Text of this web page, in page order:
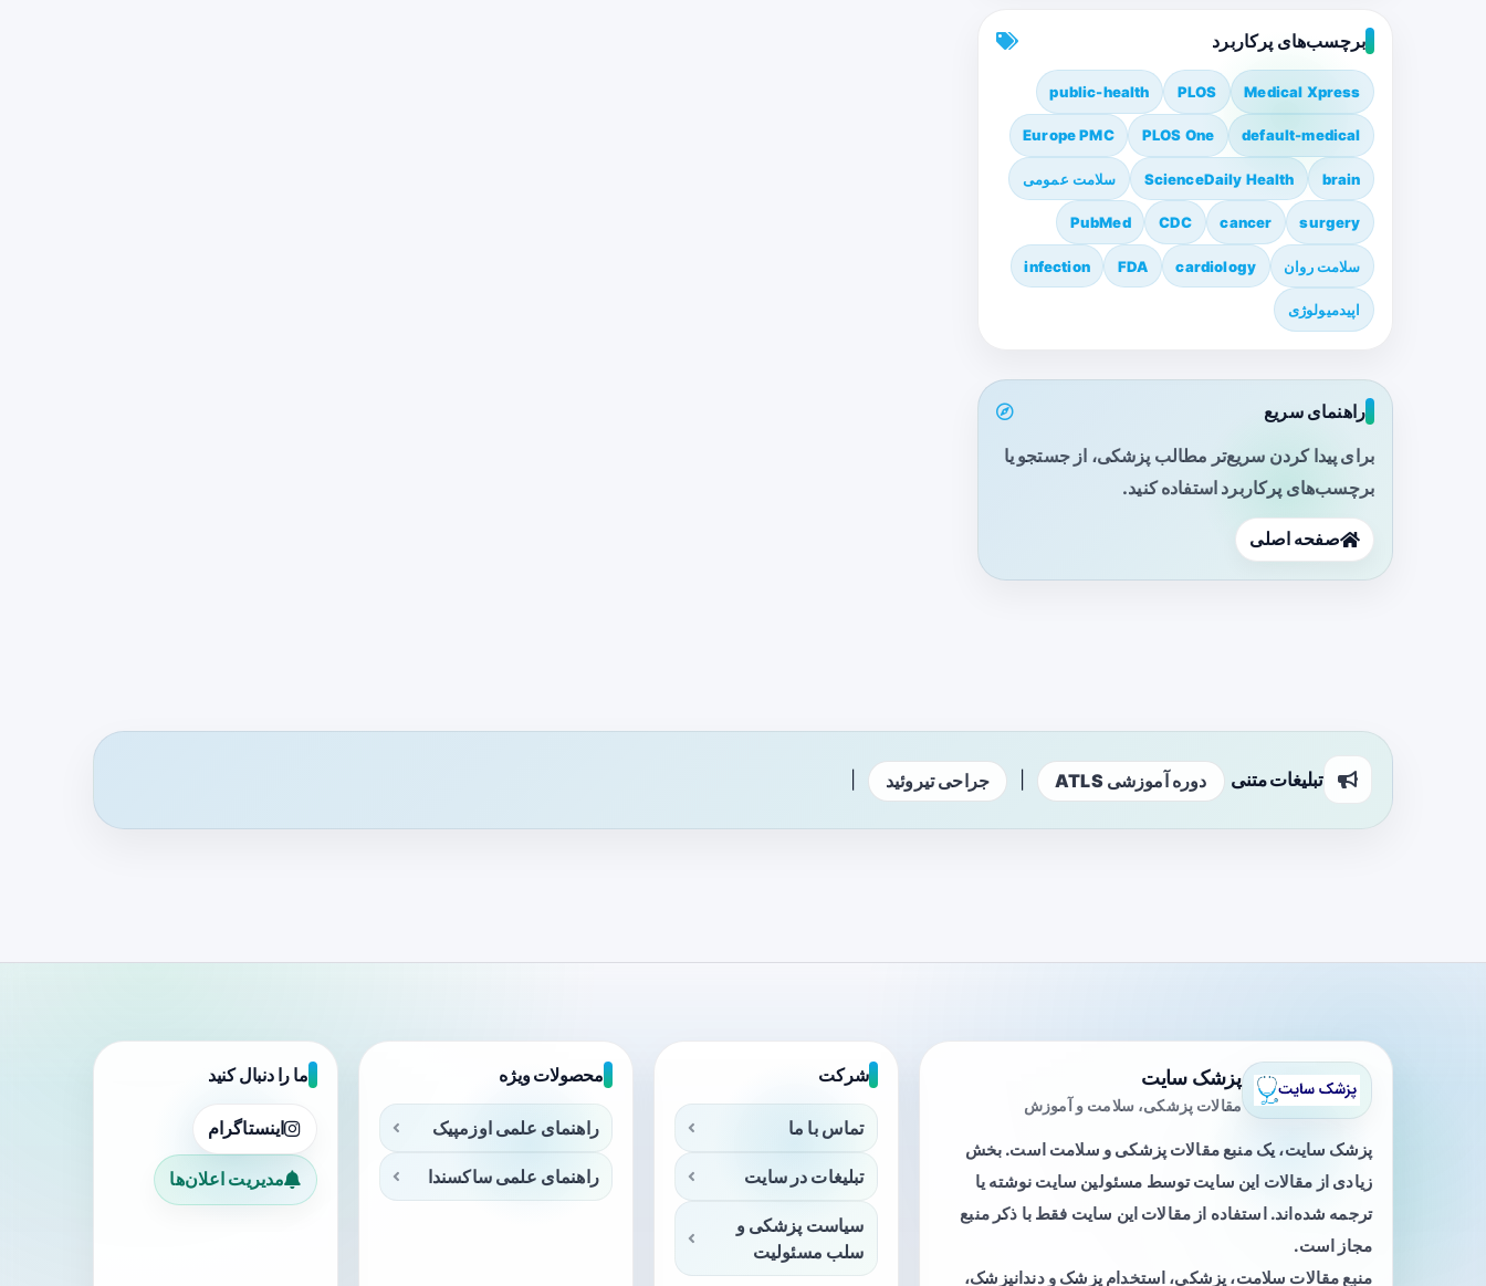
برچسب‌های پرکاربرد
Medical Xpress
PLOS
public-health
default-medical
PLOS One
Europe PMC
brain
ScienceDaily Health سلامت عمومی
surgery
cancer
CDC
PubMed
سلامت روان cardiology
FDA
infection
اپیدمیولوژی
راهنمای سریع
برای پیدا کردن سریع‌تر مطالب پزشکی، از جستجو یا
برچسب‌های پرکاربرد استفاده کنید.
صفحه اصلی
تبلیغات متنی دوره آموزشی ATLS جراحی تیروئید
پزشک سایت
مقالات پزشکی، سلامت و آموزش
پزشک سایت، یک منبع مقالات پزشکی و سلامت است. بخش
زیادی از مقالات این سایت توسط مسئولین سایت نوشته یا
ترجمه شده‌اند. استفاده از مقالات این سایت فقط با ذکر منبع
مجاز است.
منبع مقالات سلامت، پزشکی، استخدام پزشک و دندانپزشک،
شرکت
تماس با ما
تبلیغات در سایت
سیاست پزشکی و
سلب مسئولیت
محصولات ویژه
راهنمای علمی اوزمپیک
راهنمای علمی ساکسندا
ما را دنبال کنید
اینستاگرام
مدیریت اعلان‌ها